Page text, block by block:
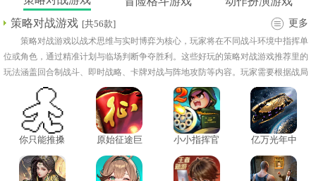
策略对战游戏 [共56款] 更多
策略对战游戏以战术思维与实时博弈为核心，玩家将在不同战斗环境中指挥单
位或角色，通过精准计划与临场判断争夺胜利。这些好玩的策略对战游戏推荐里的
玩法涵盖回合制战斗、即时战略、卡牌对战与阵地攻防等内容。玩家需要根据战局
变化灵活部署力量，合理分配资源并制定进攻或防守策略，以应对不同类型的对手
与局势变化。
你只能推搡
原始征途巨
小小指挥官
亿万光年中